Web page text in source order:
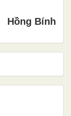
Hồng Bính